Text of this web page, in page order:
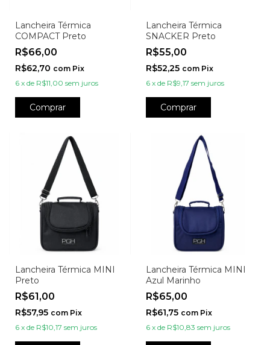
Lancheira Térmica
COMPACT Preto
R$66,00
R$62,70 com Pix
6 x de R$11,00 sem juros
Comprar
Lancheira Térmica
SNACKER Preto
R$55,00
R$52,25 com Pix
6 x de R$9,17 sem juros
Comprar
Lancheira Térmica MINI
Preto
R$61,00
R$57,95 com Pix
6 x de R$10,17 sem juros
Lancheira Térmica MINI
Azul Marinho
R$65,00
R$61,75 com Pix
6 x de R$10,83 sem juros